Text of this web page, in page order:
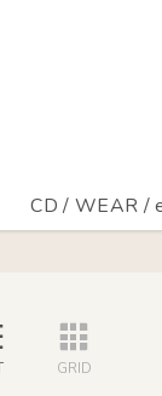
CD / WEAR /
GRID